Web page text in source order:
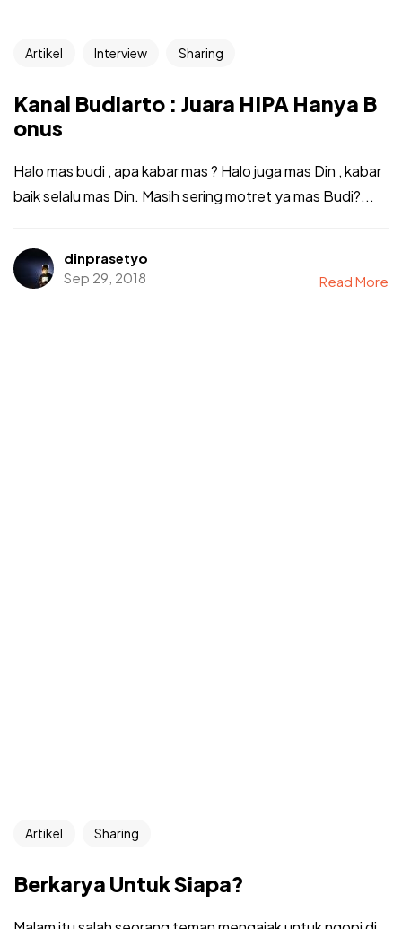
Artikel Interview Sharing
Kanal Budiarto : Juara HIPA Hanya B
onus
Halo mas budi , apa kabar mas ? Halo juga mas Din , kabar
baik selalu mas Din. Masih sering motret ya mas Budi?...
dinprasetyo
Sep 29, 2018
Read More
Artikel Sharing
Berkarya Untuk Siapa?